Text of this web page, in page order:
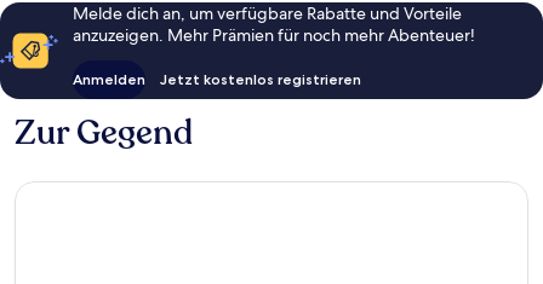
Melde dich an, um verfügbare Rabatte und Vorteile
anzuzeigen. Mehr Prämien für noch mehr Abenteuer!
Anmelden Jetzt kostenlos registrieren
Zur Gegend